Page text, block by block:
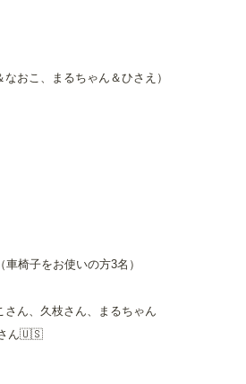
なおこ、まるちゃん＆ひさえ ）
椅子をお使いの方3名）
ん、久枝さん、まるちゃん
さん🇺🇸